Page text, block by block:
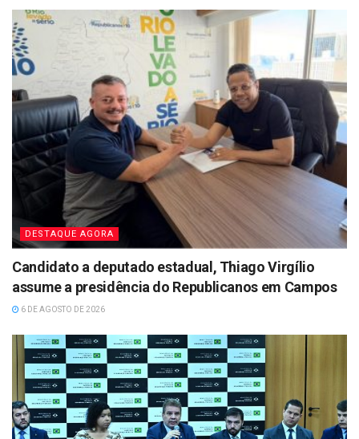
DESTAQUE AGORA
Candidato a deputado estadual, Thiago Virgílio
assume a presidência do Republicanos em Campos
6 DE AGOSTO DE 2026